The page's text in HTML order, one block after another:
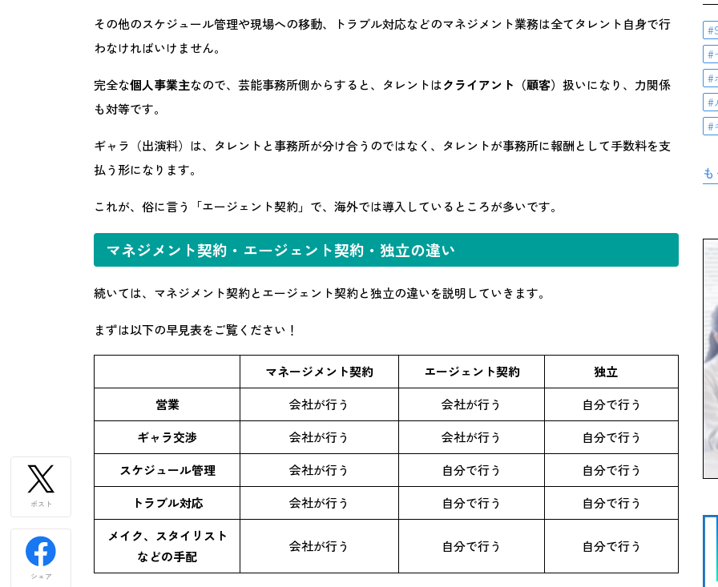
その他のスケジュール管理や現場への移動、トラブル対応などのマネジメント業務は全てタレント自身で行
わなければいけません。
完全な個人事業主なので、芸能事務所側からすると、タレントはクライアント（顧客） 扱いになり、力関係
も対等です。
ギャラ（出演料）は、タレントと事務所が分け合うのではなく、タレントが事務所に報酬として手数料を支
払う形になります。
これが、俗に言う「エージェント契約」で、海外では導入しているところが多いです。
マネジメント契約・エージェント契約・独立の違い
続いては、マネジメント契約とエージェント契約と独立の違いを説明していきます。
まずは以下の早見表をご覧ください！
マネージメント契約 エージェント契約
独立
営業
会社が行う 会社が行う
自分で行う
ギャラ交渉
会社が行う 会社が行う
自分で行う
スケジュール管理
会社が行う 自分で行う
自分で行う
トラブル対応
会社が行う 自分で行う
自分で行う
メイク、スタイリスト
などの手配
会社が行う 自分で行う 自分で行う
ポスト
シェア